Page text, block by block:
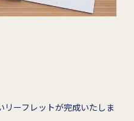
リーフレットが完成いたしま